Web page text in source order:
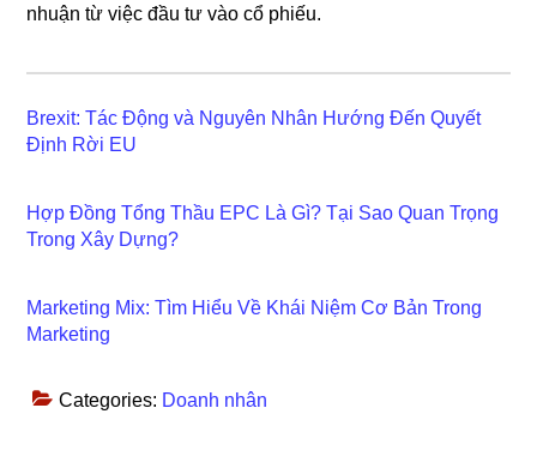
nhuận từ việc đầu tư vào cổ phiếu.
Brexit: Tác Động và Nguyên Nhân Hướng Đến Quyết
Định Rời EU
Hợp Đồng Tổng Thầu EPC Là Gì? Tại Sao Quan Trọng
Trong Xây Dựng?
Marketing Mix: Tìm Hiểu Về Khái Niệm Cơ Bản Trong
Marketing
Categories: Doanh nhân